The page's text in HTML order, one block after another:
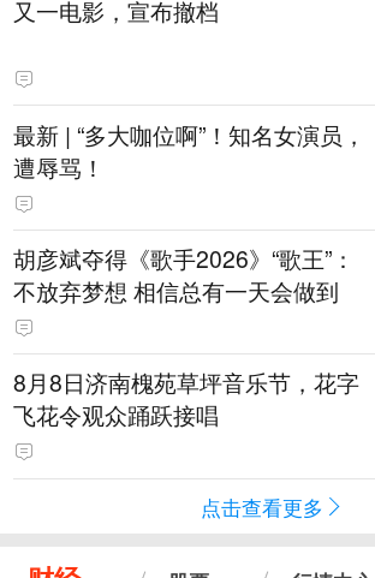
又一电影，宣布撤档
最新 | “多大咖位啊”！知名女演员，
遭辱骂！
胡彦斌夺得《歌手2026》“歌王”：
不放弃梦想 相信总有一天会做到
8月8日济南槐苑草坪音乐节，花字
飞花令观众踊跃接唱
点击查看更多